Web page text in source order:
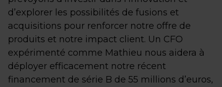
d’explorer les possibilités de fusions et
acquisitions pour renforcer notre offre de
produits et notre impact client. Un CFO
expérimenté comme Mathieu nous aidera à
déployer efficacement notre récent
financement de série B de 55 millions d’euros,